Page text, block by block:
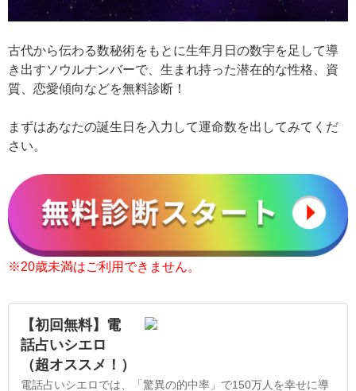
古代から伝わる数秘術をもとに生年月日の数宇を足して導
き出すソウルナンバーで、生まれ持った潜在的な性格、資
質、恋愛傾向などを無料診断！
まずはあなたの誕生日を入力して運命数を出してみてくだ
さい。
※20歳未満はご利用できません。
【初回無料】電
話占いシエロ
（超オススメ！）
電話占いシエロでは、「驚異の的中率」で150万人を幸せに導